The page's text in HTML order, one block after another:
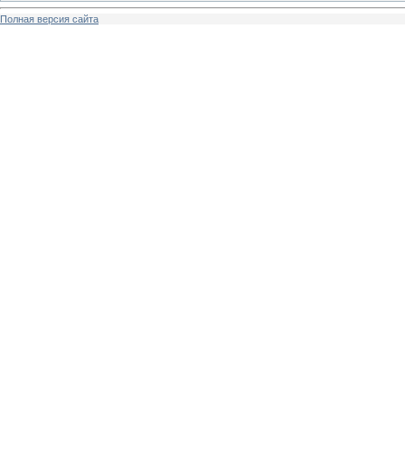
Полная версия сайта